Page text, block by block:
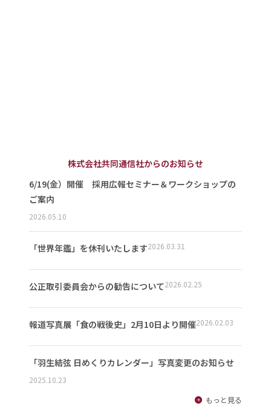
株式会社共同通信社からのお知らせ
6/19(金）開催 採用広報セミナー＆ワークショップの
ご案内
2026.05.10
「世界年鑑」を休刊いたします2026.03.31
公正取引委員会からの勧告について2026.02.25
報道写真展「食の戦後史」2月10日より開催2026.02.03
「羽生結弦 日めくりカレンダー」写真変更のお知らせ
2025.10.23
もっと見る